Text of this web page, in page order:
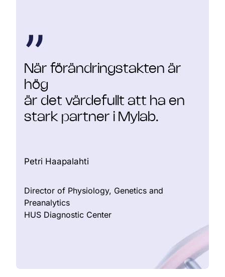
När förändringstakten är
hög
är det värdefullt att ha en
stark partner i Mylab.
Petri Haapalahti
Director of Physiology, Genetics and
Preanalytics
HUS Diagnostic Center
0
1
3
5
6
8
1
3
4
6